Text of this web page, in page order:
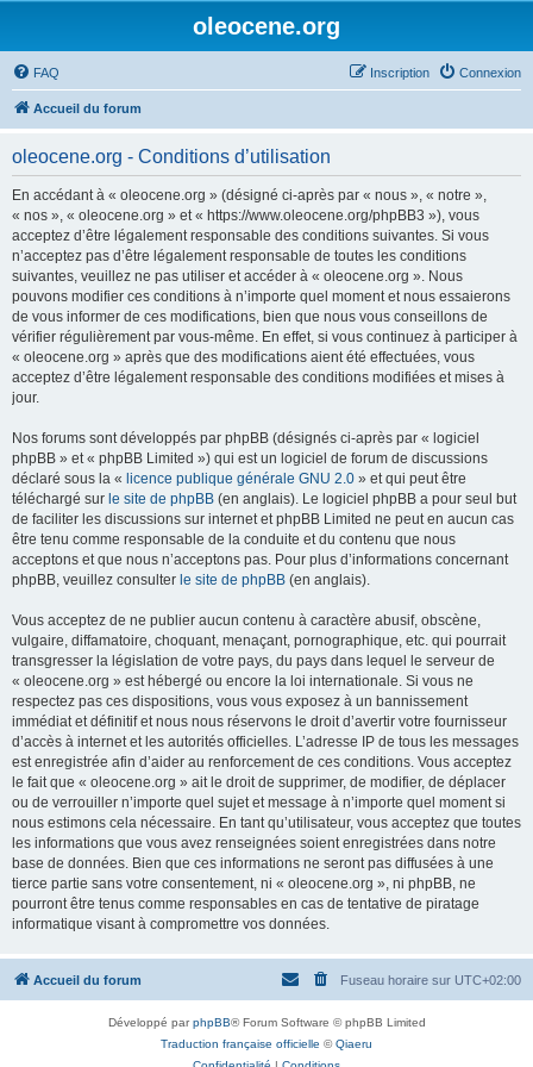
oleocene.org
FAQ Connexion
Inscription
Accueil du forum
oleocene.org - Conditions d’utilisation
En accédant à « oleocene.org » (désigné ci-après par « nous », « notre »,
« nos », « oleocene.org » et « https://www.oleocene.org/phpBB3 »), vous
acceptez d’être légalement responsable des conditions suivantes. Si vous
n’acceptez pas d’être légalement responsable de toutes les conditions
suivantes, veuillez ne pas utiliser et accéder à « oleocene.org ». Nous
pouvons modifier ces conditions à n’importe quel moment et nous essaierons
de vous informer de ces modifications, bien que nous vous conseillons de
vérifier régulièrement par vous-même. En effet, si vous continuez à participer à
« oleocene.org » après que des modifications aient été effectuées, vous
acceptez d’être légalement responsable des conditions modifiées et mises à
jour.
Nos forums sont développés par phpBB (désignés ci-après par « logiciel
phpBB » et « phpBB Limited ») qui est un logiciel de forum de discussions
déclaré sous la « licence publique générale GNU 2.0 » et qui peut être
téléchargé sur le site de phpBB (en anglais). Le logiciel phpBB a pour seul but
de faciliter les discussions sur internet et phpBB Limited ne peut en aucun cas
être tenu comme responsable de la conduite et du contenu que nous
acceptons et que nous n’acceptons pas. Pour plus d’informations concernant
phpBB, veuillez consulter le site de phpBB (en anglais).
Vous acceptez de ne publier aucun contenu à caractère abusif, obscène,
vulgaire, diffamatoire, choquant, menaçant, pornographique, etc. qui pourrait
transgresser la législation de votre pays, du pays dans lequel le serveur de
« oleocene.org » est hébergé ou encore la loi internationale. Si vous ne
respectez pas ces dispositions, vous vous exposez à un bannissement
immédiat et définitif et nous nous réservons le droit d’avertir votre fournisseur
d’accès à internet et les autorités officielles. L’adresse IP de tous les messages
est enregistrée afin d’aider au renforcement de ces conditions. Vous acceptez
le fait que « oleocene.org » ait le droit de supprimer, de modifier, de déplacer
ou de verrouiller n’importe quel sujet et message à n’importe quel moment si
nous estimons cela nécessaire. En tant qu’utilisateur, vous acceptez que toutes
les informations que vous avez renseignées soient enregistrées dans notre
base de données. Bien que ces informations ne seront pas diffusées à une
tierce partie sans votre consentement, ni « oleocene.org », ni phpBB, ne
pourront être tenus comme responsables en cas de tentative de piratage
informatique visant à compromettre vos données.
Accueil du forum Fuseau horaire sur UTC+02:00
Développé parphpBB® Forum Software © phpBB Limited
Traduction française officielle ©Qiaeru